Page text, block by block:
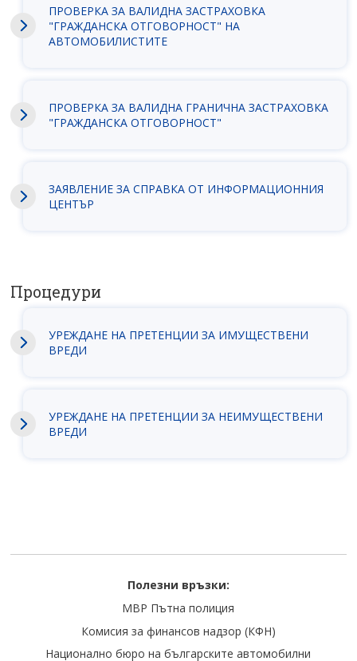
ПРОВЕРКА ЗА ВАЛИДНА ЗАСТРАХОВКА
"ГРАЖДАНСКА ОТГОВОРНОСТ" НА
АВТОМОБИЛИСТИТЕ
ПРОВЕРКА ЗА ВАЛИДНА ГРАНИЧНА ЗАСТРАХОВКА
"ГРАЖДАНСКА ОТГОВОРНОСТ"
ЗАЯВЛEНИЕ ЗА СПРАВКА ОТ ИНФОРМАЦИОННИЯ
ЦЕНТЪР
Процедури
УРЕЖДАНЕ НА ПРЕТЕНЦИИ ЗА ИМУЩЕСТВЕНИ
ВРЕДИ
УРЕЖДАНЕ НА ПРЕТЕНЦИИ ЗА НЕИМУЩЕСТВЕНИ
ВРЕДИ
Полезни връзки:
МВР Пътна полиция
Комисия за финансов надзор (КФН)
Национално бюро на българските автомобилни